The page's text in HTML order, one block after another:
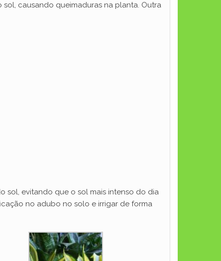
causando queimaduras na planta. Outra
sol, evitando que o sol mais intenso do dia
no adubo no solo e irrigar de forma